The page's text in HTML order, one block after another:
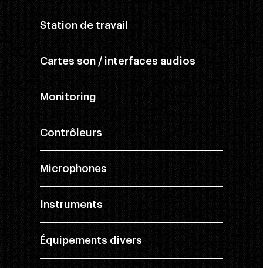
Station de travail
Cartes son / interfaces audios
Monitoring
Contrôleurs
Microphones
Instruments
Équipements divers